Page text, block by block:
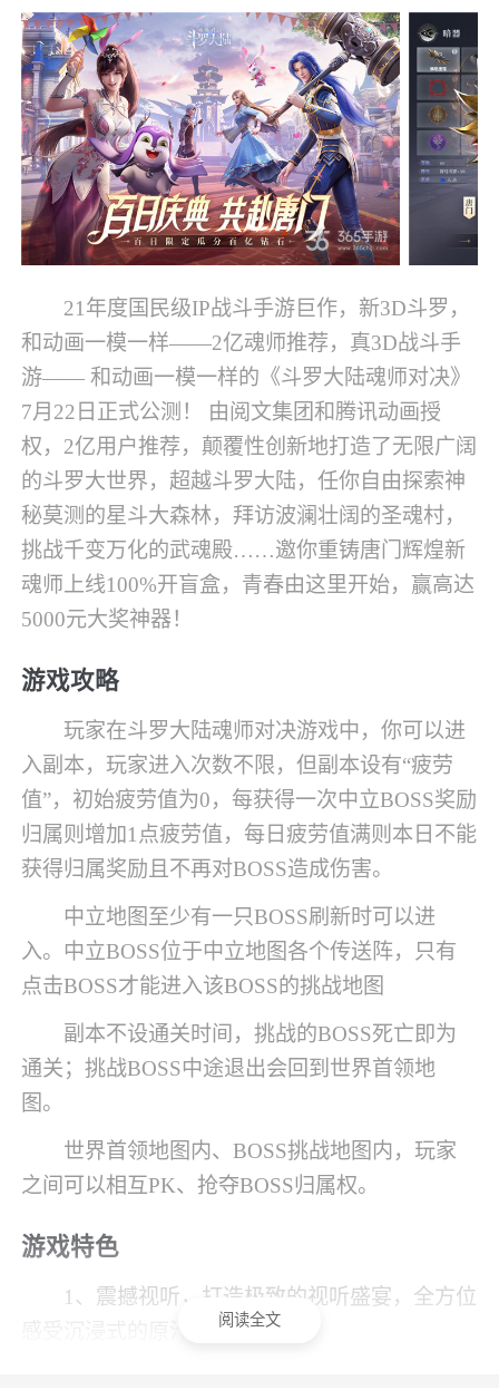
21年度国民级IP战斗手游巨作，新3D斗罗，
和动画一模一样——2亿魂师推荐，真3D战斗手
游—— 和动画一模一样的《斗罗大陆魂师对决》
7月22日正式公测！ 由阅文集团和腾讯动画授
权，2亿用户推荐，颠覆性创新地打造了无限广阔
的斗罗大世界，超越斗罗大陆，任你自由探索神
秘莫测的星斗大森林，拜访波澜壮阔的圣魂村，
挑战千变万化的武魂殿……邀你重铸唐门辉煌新
魂师上线100%开盲盒，青春由这里开始，赢高达
5000元大奖神器！
游戏攻略
玩家在斗罗大陆魂师对决游戏中，你可以进
入副本，玩家进入次数不限，但副本设有“疲劳
值”，初始疲劳值为0，每获得一次中立BOSS奖励
归属则增加1点疲劳值，每日疲劳值满则本日不能
获得归属奖励且不再对BOSS造成伤害。
中立地图至少有一只BOSS刷新时可以进
入。中立BOSS位于中立地图各个传送阵，只有
点击BOSS才能进入该BOSS的挑战地图
副本不设通关时间，挑战的BOSS死亡即为
通关；挑战BOSS中途退出会回到世界首领地
图。
世界首领地图内、BOSS挑战地图内，玩家
之间可以相互PK、抢夺BOSS归属权。
游戏特色
1、震撼视听，打造极致的视听盛宴，全方位
感受沉浸式的原汁原味冒险
阅读全文